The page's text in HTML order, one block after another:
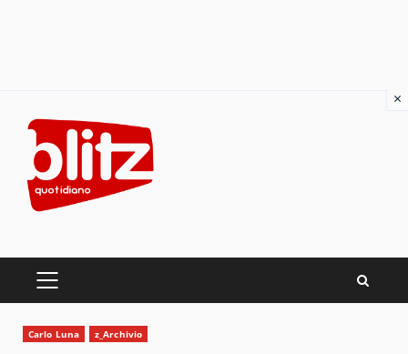
content
PRIMARY
Carlo Luna z_Archivio
×